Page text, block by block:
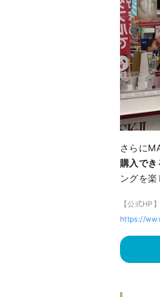
さらに
購入で
ングを楽
【公式HP】
https://